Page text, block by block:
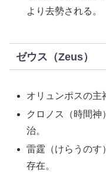
より去勢される。
ゼウス（Zeus）
オリュンポスの主
クロノス（時間神
治。
雷霆（けらうのす
存在。